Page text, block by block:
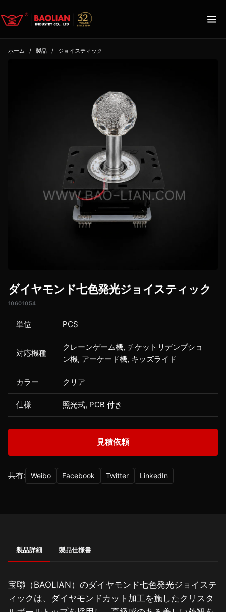
ホーム / 製品 / ジョイスティック
ダイヤモンド七色発光ジョイスティック
10601054
単位 PCS
対応機種
クレーンゲーム機, チケットリデンプショ
ン機, アーケード機, キッズライド
カラー クリア
仕様 照光式, PCB 付き
見積依頼
共有: Weibo Facebook Twitter LinkedIn
製品詳細 製品仕様書
宝聯（BAOLIAN）のダイヤモンド七色発光ジョイステ
ィックは、ダイヤモンドカット加工を施したクリスタ